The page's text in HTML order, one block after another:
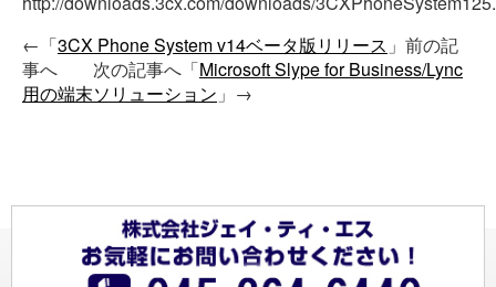
←「3CX Phone System v14ベータ版リリース 」前の記
事へ 次の記事へ「Microsoft Slype for Business/Lync
用の端末ソリューション 」→